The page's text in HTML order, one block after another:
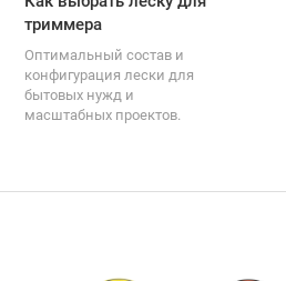
триммера
Оптимальный состав и
конфигурация лески для
бытовых нужд и
масштабных проектов.